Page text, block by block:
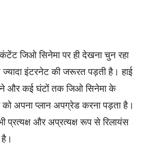
जिओ सिनेमा पर ही देखना चुन रहा
इंटरनेट की जरूरत पड़ती है। हाई
और कई घंटों तक जिओ सिनेमा के
अपना प्लान अपग्रेड करना पड़ता है।
भी प्रत्यक्ष और अप्रत्यक्ष रूप से रिलायंस